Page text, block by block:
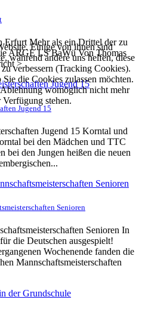
Mehr als ein Drittel der zu
ARGE LS BaWü Von Thomas
>
Jugend 15
Jugend 15 Korntal und
bei den Mädchen und TTC
den Jungen heißen die neuen
Senioren
Senioren In
die Deutschen ausgespielt!
Wochenende fanden die
Mannschaftsmeisterschaften
Einige von ihnen sind
während andere uns helfen, diese
verbessern (Tracking Cookies).
die Cookies zulassen möchten.
womöglich nicht mehr
stehen.